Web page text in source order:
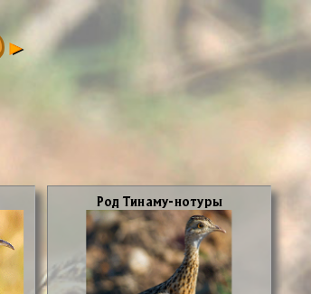
Род Ти­на­му-но­ту­ры